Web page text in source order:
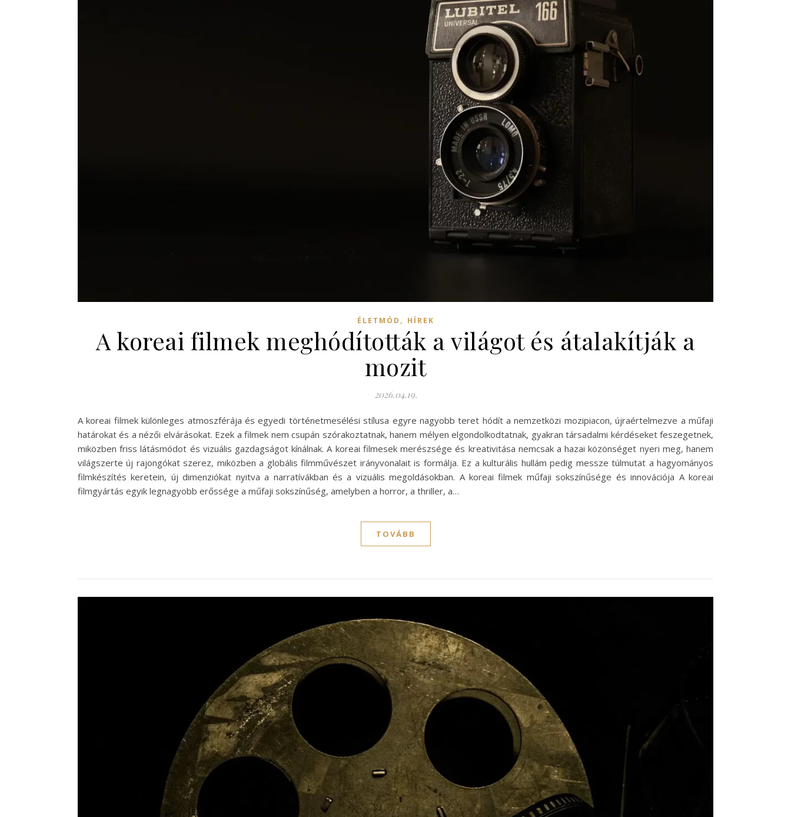
ÉLETMÓD , HÍREK
A koreai filmek meghódították a világot és átalakítják a
mozit
2026.04.19.
A koreai filmek különleges atmoszférája és egyedi történetmesélési stílusa egyre nagyobb teret hódít a nemzetközi mozipiacon, újraértelmezve a műfaji
határokat és a nézői elvárásokat. Ezek a filmek nem csupán szórakoztatnak, hanem mélyen elgondolkodtatnak, gyakran társadalmi kérdéseket feszegetnek,
miközben friss látásmódot és vizuális gazdagságot kínálnak. A koreai filmesek merészsége és kreativitása nemcsak a hazai közönséget nyeri meg, hanem
világszerte új rajongókat szerez, miközben a globális filmművészet irányvonalait is formálja. Ez a kulturális hullám pedig messze túlmutat a hagyományos
filmkészítés keretein, új dimenziókat nyitva a narratívákban és a vizuális megoldásokban. A koreai filmek műfaji sokszínűsége és innovációja A koreai
filmgyártás egyik legnagyobb erőssége a műfaji sokszínűség, amelyben a horror, a thriller, a…
TOVÁBB